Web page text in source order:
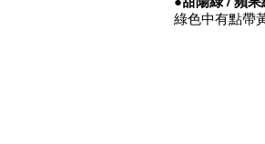
綠色中有點帶